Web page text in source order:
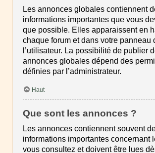
Les annonces globales contiennent
informations importantes que vous
que possible. Elles apparaissent en
chaque forum et dans votre panneau
l’utilisateur. La possibilité de publier
annonces globales dépend des
définies par l’administrateur.
Haut
Que sont les annonces ?
Les annonces contiennent souvent
informations importantes concernant
vous consultez et doivent être lues